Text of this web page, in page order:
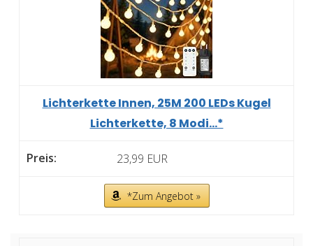
Lichterkette Innen, 25M 200 LEDs Kugel
Lichterkette, 8 Modi...*
23,99 EUR
*Zum Angebot »